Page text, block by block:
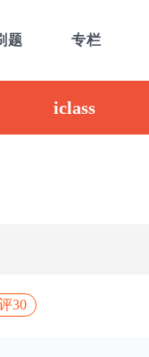
题 专栏
iclass
30